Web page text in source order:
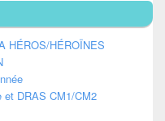
HÉROS/HÉROÏNES
et DRAS CM1/CM2